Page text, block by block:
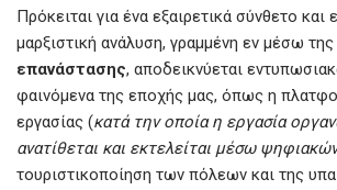
ce
b
o
o
k
tt
er
ail er at
s
A
p
p
se
n
g
er
Πρόκειται για ένα εξαιρετικά σύνθετο και
μαρξιστική ανάλυση, γραμμένη εν μέσω της
επανάστασης, αποδεικνύεται
φαινόμενα της εποχής μας, όπως η
εργασίας (κατά τηνοποίαη εργασία
ανατίθεται και εκτελείται μέσω
τουριστικοποίηση των πόλεων και της